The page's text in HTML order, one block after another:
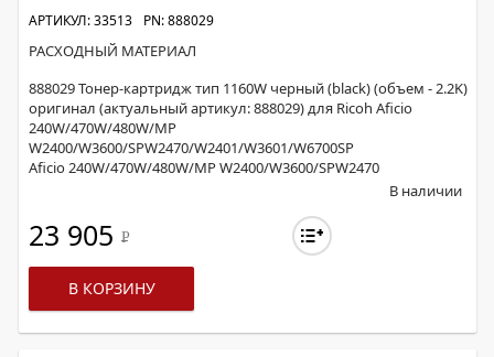
АРТИКУЛ: 33513 PN: 888029
РАСХОДНЫЙ МАТЕРИАЛ
888029 Тонер-картридж тип 1160W черный (black) (объем - 2.2K)
оригинал (актуальный артикул: 888029) для Ricoh Aficio
240W/470W/480W/MP
W2400/W3600/SPW2470/W2401/W3601/W6700SP
Aficio 240W/470W/480W/MP W2400/W3600/SPW2470
В наличии
23 905 Р
В КОРЗИНУ